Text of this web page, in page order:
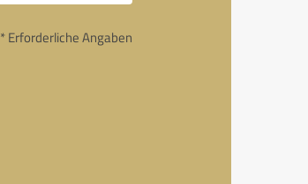
* Erforderliche Angaben